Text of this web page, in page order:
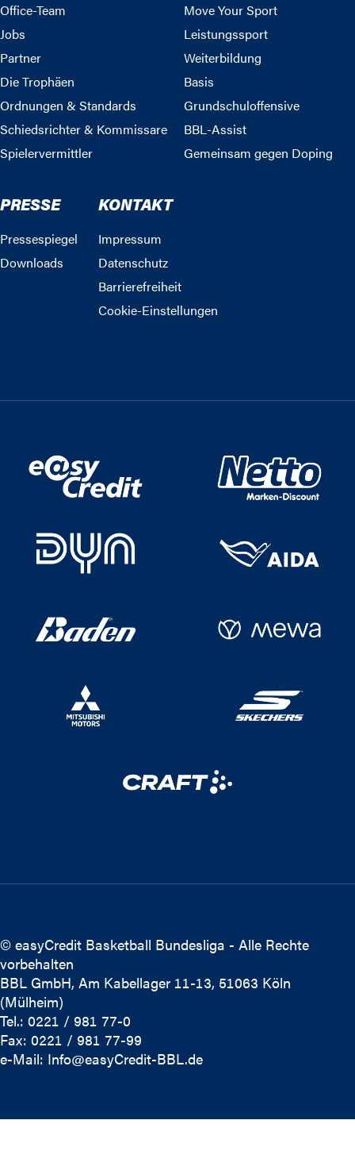
Office-Team
Jobs
Partner
Die Trophäen
Ordnungen & Standards
Schiedsrichter & Kommissare
Spielervermittler
Move Your Sport
Leistungssport
Weiterbildung
Basis
Grundschuloffensive
BBL-Assist
Gemeinsam gegen Doping
PRESSE
Pressespiegel
Downloads
KONTAKT
Impressum
Datenschutz
Barrierefreiheit
Cookie-Einstellungen
© easyCredit Basketball Bundesliga - Alle Rechte
vorbehalten
BBL GmbH, Am Kabellager 11-13, 51063 Köln
(Mülheim)
Tel.: 0221 / 981 77-0
Fax: 0221 / 981 77-99
e-Mail: Info@easyCredit-BBL.de